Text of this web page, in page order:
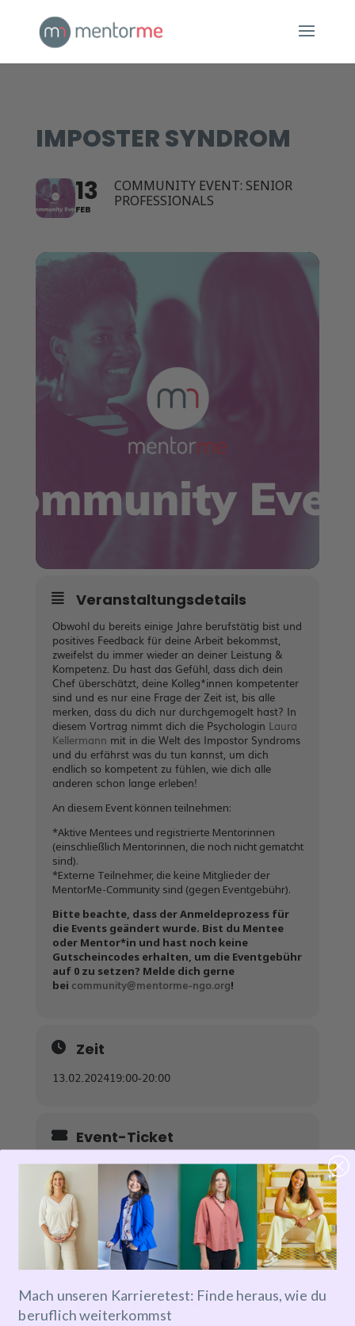
IMPOSTER SYNDROM
13
FEB
COMMUNITY EVENT: SENIOR
PROFESSIONALS
Veranstaltungsdetails
Obwohl du bereits einige Jahre berufstätig bist und
positives Feedback für deine Arbeit bekommst,
zweifelst du immer wieder an deiner Leistung &
Kompetenz. Du hast das Gefühl, dass dich dein
Chef überschätzt, deine Kolleg*innen kompetenter
sind und es nur eine Frage der Zeit ist, bis alle
merken, dass du dich nur durchgemogelt hast? In
diesem Vortrag nimmt dich die Psychologin Laura
Kellermann mit in die Welt des Impostor Syndroms
und du erfährst was du tun kannst, um dich
endlich so kompetent zu fühlen, wie dich alle
anderen schon lange erleben!
An diesem Event können teilnehmen:
*Aktive Mentees und registrierte Mentorinnen
(einschließlich Mentorinnen, die noch nicht gematcht
sind).
*Externe Teilnehmer, die keine Mitglieder der
MentorMe-Community sind (gegen Eventgebühr).
Bitte beachte, dass der Anmeldeprozess für
die Events geändert wurde. Bist du Mentee
oder Mentor*in und hast noch keine
Gutscheincodes erhalten, um die Eventgebühr
auf 0 zu setzen? Melde dich gerne
bei community@mentorme-ngo.org!
Zeit
13.02.202419:00-20:00
Event-Ticket
Tickets are not available for sale any more for this
event!
Details zu Online-Events
Mach unseren Karrieretest: Finde heraus, wie du
beruflich weiterkommst